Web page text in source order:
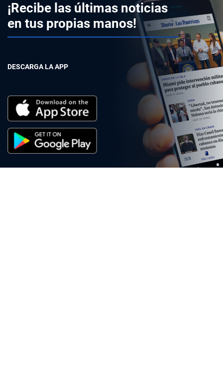
¡Recibe las últimas noticias
en tus propias manos!
DESCARGA LA APP